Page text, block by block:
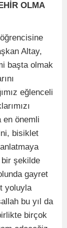
OLMA
Altay,
başta olmak
eğlenceli
en önemli
bisiklet
bir şekilde
gayret
yoluyla
bu yıl da
birçok